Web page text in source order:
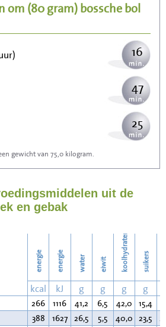
om (80 gram)bossche bol
42
16
47
25
81
93
gewicht van 75,0 kilogram.
uit de
en gebak
energie energie water eiwit koolhydraten suikers
kcal kJ g g g g
266 1116 41,2 6,5 42,0 15,4
388 1627 26,5 5,5 40,0 23,5